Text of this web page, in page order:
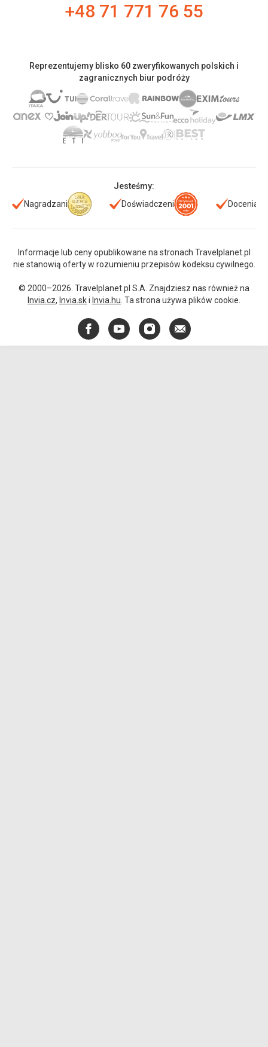
+48 71 771 76 55
Reprezentujemy blisko 60 zweryfikowanych polskich i
zagranicznych biur podróży
Jesteśmy:
Nagradzani
Doświadczeni Doceniani
Informacje lub ceny opublikowane na stronach Travelplanet.pl
nie stanowią oferty w rozumieniu przepisów kodeksu cywilnego.
© 2000–2026. Travelplanet.pl S.A. Znajdziesz nas również na
Invia.cz, Invia.ski Invia.hu . Ta strona używa plików cookie.
FacebookYouTubeInstagram
E-
mail